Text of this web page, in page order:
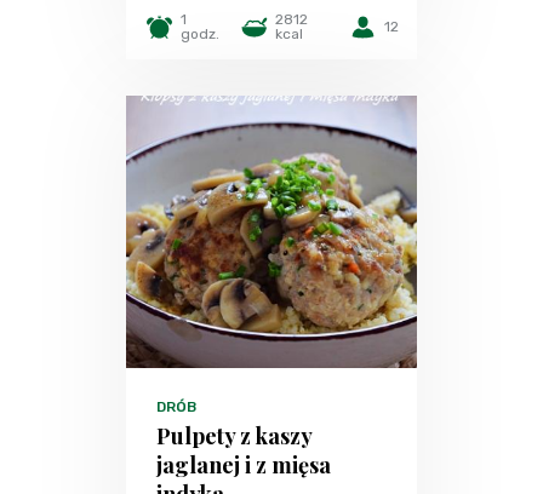
1
godz.
2812
kcal
12
DRÓB
Pulpety z kaszy
jaglanej i z mięsa